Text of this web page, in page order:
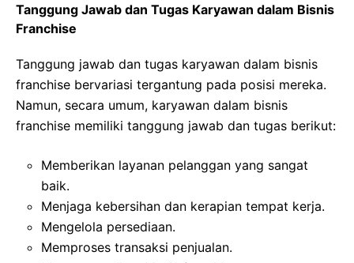
Tanggung Jawab dan Tugas Karyawan dalam Bisnis
Franchise
Tanggung jawab dan tugas karyawan dalam bisnis
franchise bervariasi tergantung pada posisi mereka.
Namun, secara umum, karyawan dalam bisnis
franchise memiliki tanggung jawab dan tugas berikut:
Memberikan layanan pelanggan yang sangat
baik.
Menjaga kebersihan dan kerapian tempat kerja.
Mengelola persediaan.
Memproses transaksi penjualan.